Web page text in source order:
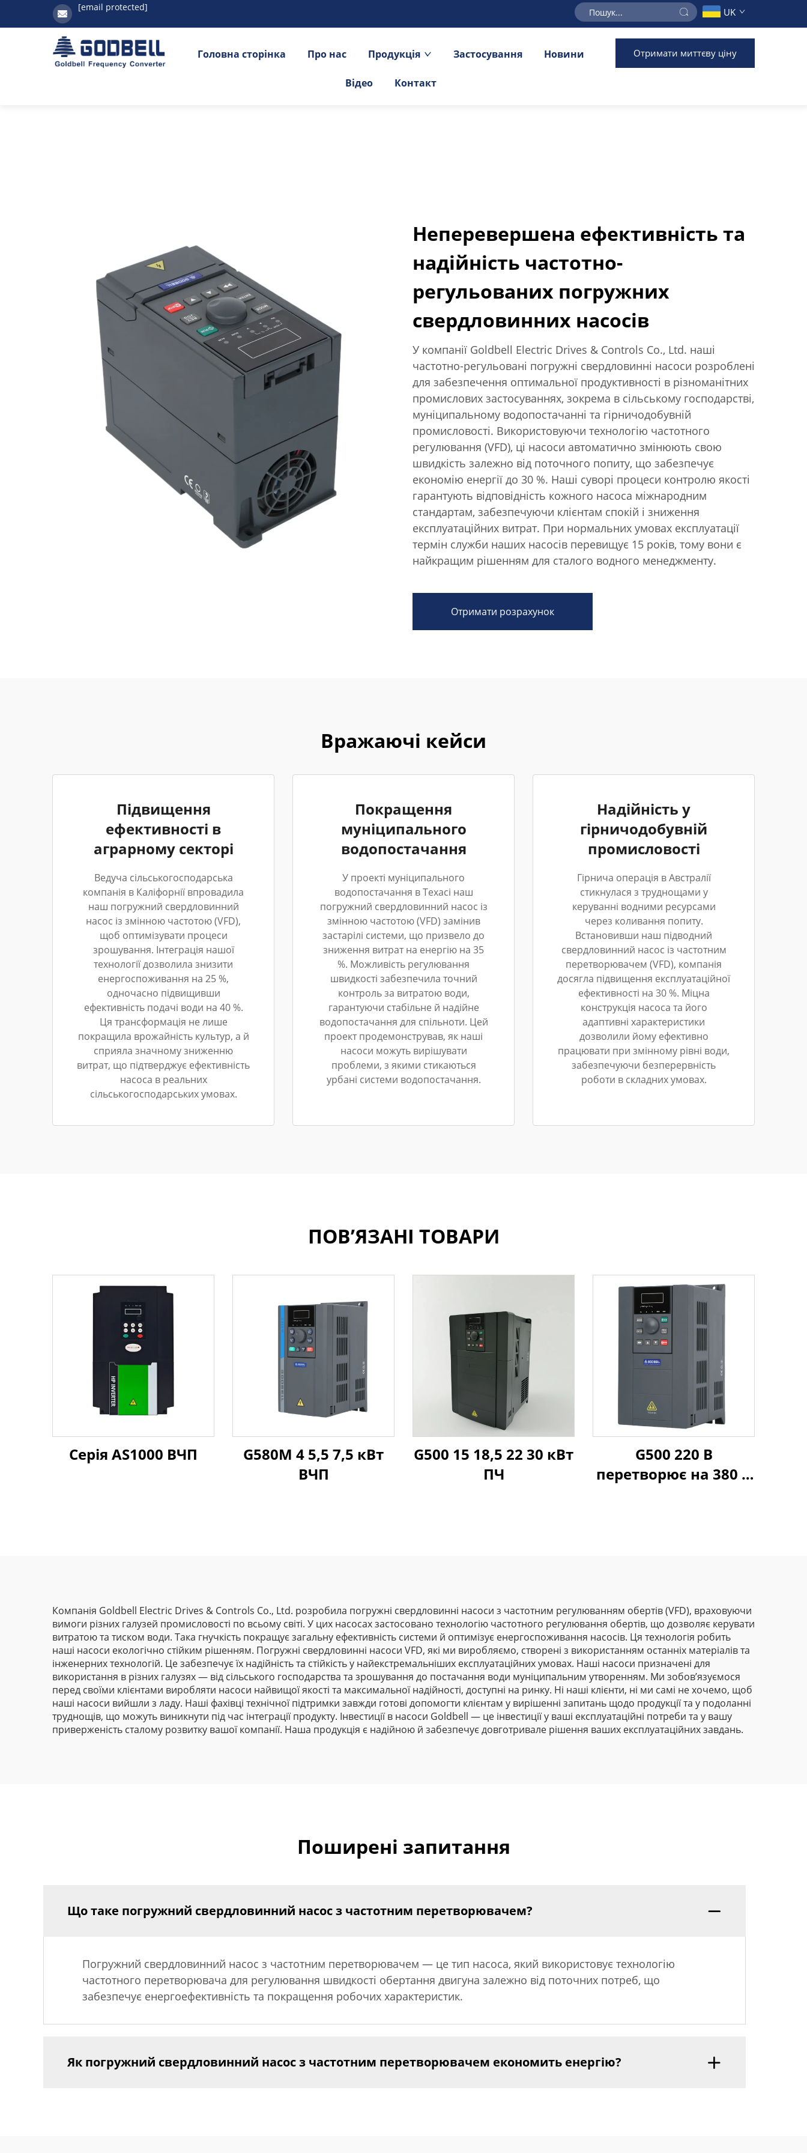
[email protected] UK
Головна сторінка Про нас Продукція Застосування Новини
Відео Контакт
Отримати миттєву ціну
Неперевершена ефективність та
надійність частотно-
регульованих погружних
свердловинних насосів
У компанії Goldbell Electric Drives & Controls Co., Ltd. наші
частотно-регульовані погружні свердловинні насоси розроблені
для забезпечення оптимальної продуктивності в різноманітних
промислових застосуваннях, зокрема в сільському господарстві,
муніципальному водопостачанні та гірничодобувній
промисловості. Використовуючи технологію частотного
регулювання (VFD), ці насоси автоматично змінюють свою
швидкість залежно від поточного попиту, що забезпечує
економію енергії до 30 %. Наші суворі процеси контролю якості
гарантують відповідність кожного насоса міжнародним
стандартам, забезпечуючи клієнтам спокій і зниження
експлуатаційних витрат. При нормальних умовах експлуатації
термін служби наших насосів перевищує 15 років, тому вони є
найкращим рішенням для сталого водного менеджменту.
Отримати розрахунок
Вражаючі кейси
Підвищення
ефективності в
аграрному секторі
Ведуча сільськогосподарська
компанія в Каліфорнії впровадила
наш погружний свердловинний
насос із змінною частотою (VFD),
щоб оптимізувати процеси
зрошування. Інтеграція нашої
технології дозволила знизити
енергоспоживання на 25 %,
одночасно підвищивши
ефективність подачі води на 40 %.
Ця трансформація не лише
покращила врожайність культур, а й
сприяла значному зниженню
витрат, що підтверджує ефективність
насоса в реальних
сільськогосподарських умовах.
Покращення
муніципального
водопостачання
У проекті муніципального
водопостачання в Техасі наш
погружний свердловинний насос із
змінною частотою (VFD) замінив
застарілі системи, що призвело до
зниження витрат на енергію на 35
%. Можливість регулювання
швидкості забезпечила точний
контроль за витратою води,
гарантуючи стабільне й надійне
водопостачання для спільноти. Цей
проект продемонстрував, як наші
насоси можуть вирішувати
проблеми, з якими стикаються
урбані системи водопостачання.
Надійність у
гірничодобувній
промисловості
Гірнича операція в Австралії
стикнулася з труднощами у
керуванні водними ресурсами
через коливання попиту.
Встановивши наш підводний
свердловинний насос із частотним
перетворювачем (VFD), компанія
досягла підвищення експлуатаційної
ефективності на 30 %. Міцна
конструкція насоса та його
адаптивні характеристики
дозволили йому ефективно
працювати при змінному рівні води,
забезпечуючи безперервність
роботи в складних умовах.
ПОВ’ЯЗАНІ ТОВАРИ
Серія AS1000 ВЧП
G580M 4 5,5 7,5 кВт
ВЧП
G500 15 18,5 22 30 кВт
ПЧ
G500 220 В
перетворює на 380 В
Компанія Goldbell Electric Drives & Controls Co., Ltd. розробила погружні свердловинні насоси з частотним регулюванням обертів (VFD), враховуючи
вимоги різних галузей промисловості по всьому світі. У цих насосах застосовано технологію частотного регулювання обертів, що дозволяє керувати
витратою та тиском води. Така гнучкість покращує загальну ефективність системи й оптимізує енергоспоживання насосів. Ця технологія робить
наші насоси екологічно стійким рішенням. Погружні свердловинні насоси VFD, які ми виробляємо, створені з використанням останніх матеріалів та
інженерних технологій. Це забезпечує їх надійність та стійкість у найекстремальніших експлуатаційних умовах. Наші насоси призначені для
використання в різних галузях — від сільського господарства та зрошування до постачання води муніципальним утворенням. Ми зобов’язуємося
перед своїми клієнтами виробляти насоси найвищої якості та максимальної надійності, доступні на ринку. Ні наші клієнти, ні ми самі не хочемо, щоб
наші насоси вийшли з ладу. Наші фахівці технічної підтримки завжди готові допомогти клієнтам у вирішенні запитань щодо продукції та у подоланні
труднощів, що можуть виникнути під час інтеграції продукту. Інвестиції в насоси Goldbell — це інвестиції у ваші експлуатаційні потреби та у вашу
приверженість сталому розвитку вашої компанії. Наша продукція є надійною й забезпечує довготривале рішення ваших експлуатаційних завдань.
Поширені запитання
Що таке погружний свердловинний насос з частотним перетворювачем?
Погружний свердловинний насос з частотним перетворювачем — це тип насоса, який використовує технологію
частотного перетворювача для регулювання швидкості обертання двигуна залежно від поточних потреб, що
забезпечує енергоефективність та покращення робочих характеристик.
Як погружний свердловинний насос з частотним перетворювачем економить енергію?